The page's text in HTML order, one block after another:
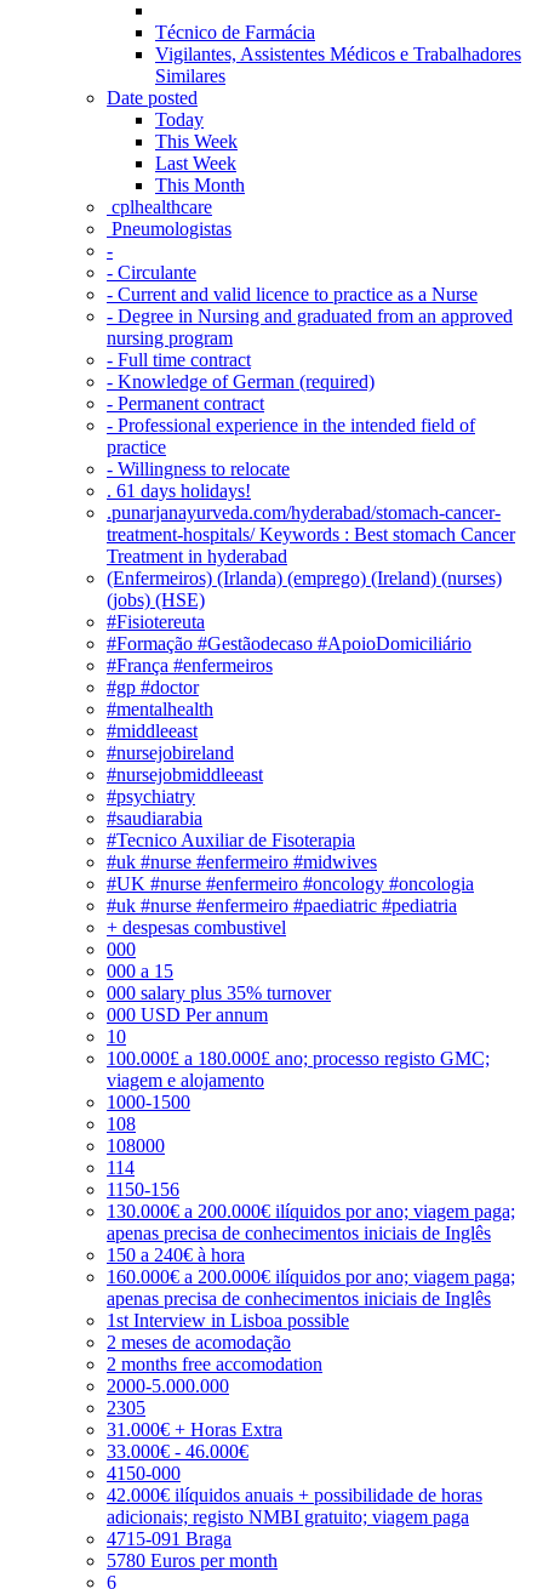
Técnico de Farmácia
Vigilantes, Assistentes Médicos e Trabalhadores
Similares
Date posted
Today
This Week
Last Week
This Month
‎ cplhealthcare‬
Pneumologistas
-
- Circulante
- Current and valid licence to practice as a Nurse
- Degree in Nursing and graduated from an approved
nursing program
- Full time contract
- Knowledge of German (required)
- Permanent contract
- Professional experience in the intended field of
practice
- Willingness to relocate
. 61 days holidays!
.punarjanayurveda.com/hyderabad/stomach-cancer-
treatment-hospitals/ Keywords : Best stomach Cancer
Treatment in hyderabad
(Enfermeiros) (Irlanda) (emprego) (Ireland) (nurses)
(jobs) (HSE)
#Fisiotereuta
#Formação #Gestãodecaso #ApoioDomiciliário
#França #enfermeiros
#gp #doctor
#mentalhealth
#middleeast
#nursejobireland
#nursejobmiddleeast
#psychiatry
#saudiarabia
#Tecnico Auxiliar de Fisoterapia
#uk #nurse #enfermeiro #midwives
#UK #nurse #enfermeiro #oncology #oncologia
#uk #nurse #enfermeiro #paediatric #pediatria
+ despesas combustivel
000
000 a 15
000 salary plus 35% turnover
000 USD Per annum
10
100.000£ a 180.000£ ano; processo registo GMC;
viagem e alojamento
1000-1500
108
108000
114
1150-156
130.000€ a 200.000€ ilíquidos por ano; viagem paga;
apenas precisa de conhecimentos iniciais de Inglês
150 a 240€ à hora
160.000€ a 200.000€ ilíquidos por ano; viagem paga;
apenas precisa de conhecimentos iniciais de Inglês
1st Interview in Lisboa possible
2 meses de acomodação
2 months free accomodation
2000-5.000.000
2305
31.000€ + Horas Extra
33.000€ - 46.000€
4150-000
42.000€ ilíquidos anuais + possibilidade de horas
adicionais; registo NMBI gratuito; viagem paga
4715-091 Braga
5780 Euros per month
6